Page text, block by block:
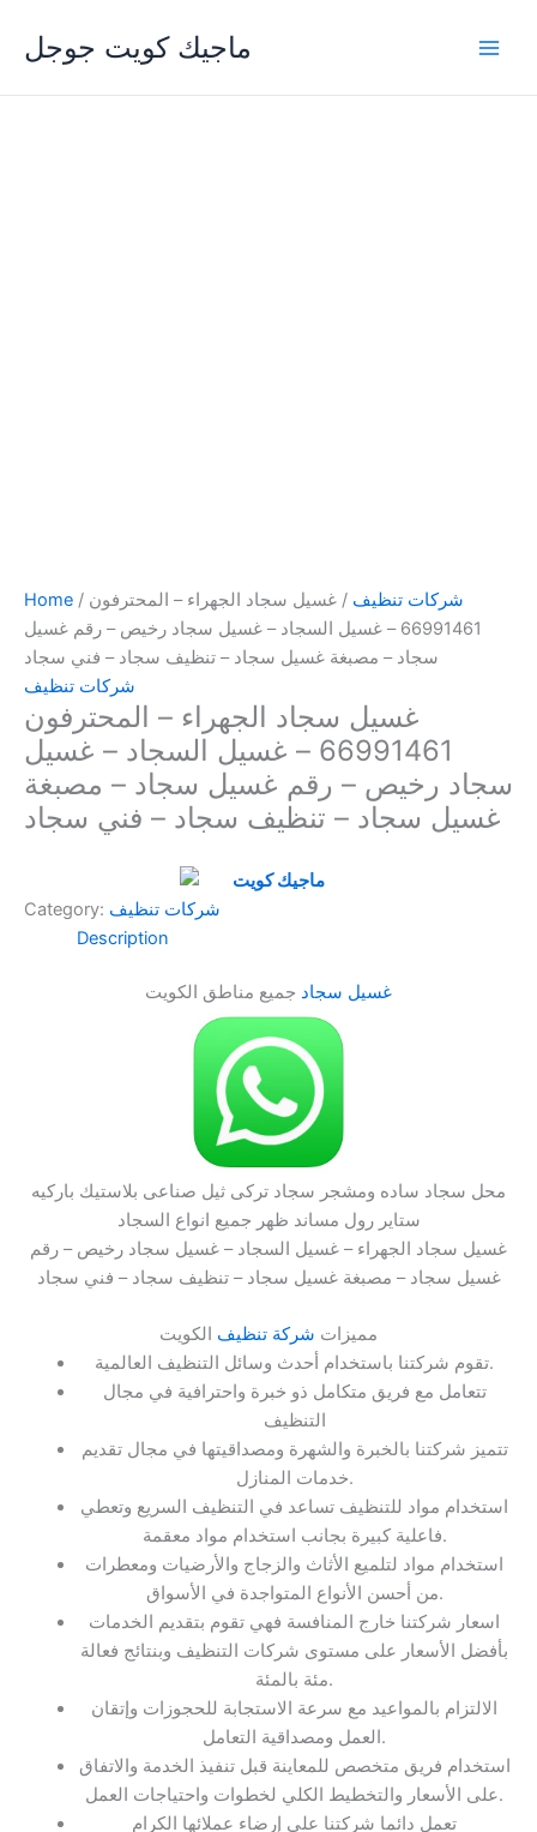
ماجيك كويت جوجل
Home / شركات تنظيف / غسيل سجاد الجهراء – المحترفون
66991461 – غسيل السجاد – غسيل سجاد رخيص – رقم غسيل
سجاد – مصبغة غسيل سجاد – تنظيف سجاد – فني سجاد
شركات تنظيف
غسيل سجاد الجهراء – المحترفون
66991461 – غسيل السجاد – غسيل
سجاد رخيص – رقم غسيل سجاد – مصبغة
غسيل سجاد – تنظيف سجاد – فني سجاد
Category: شركات تنظيف
Description
غسيل سجاد جميع مناطق الكويت
محل سجاد ساده ومشجر سجاد تركى ثيل صناعى بلاستيك باركيه
ستاير رول مساند ظهر جميع انواع السجاد
غسيل سجاد الجهراء – غسيل السجاد – غسيل سجاد رخيص – رقم
غسيل سجاد – مصبغة غسيل سجاد – تنظيف سجاد – فني سجاد
مميزات شركة تنظيف الكويت
تقوم شركتنا باستخدام أحدث وسائل التنظيف العالمية.
تتعامل مع فريق متكامل ذو خبرة واحترافية في مجال
التنظيف
تتميز شركتنا بالخبرة والشهرة ومصداقيتها في مجال تقديم
خدمات المنازل.
استخدام مواد للتنظيف تساعد في التنظيف السريع وتعطي
فاعلية كبيرة بجانب استخدام مواد معقمة.
استخدام مواد لتلميع الأثاث والزجاج والأرضيات ومعطرات
من أحسن الأنواع المتواجدة في الأسواق.
اسعار شركتنا خارج المنافسة فهي تقوم بتقديم الخدمات
بأفضل الأسعار على مستوى شركات التنظيف وبنتائج فعالة
مئة بالمئة.
الالتزام بالمواعيد مع سرعة الاستجابة للحجوزات وإتقان
العمل ومصداقية التعامل.
استخدام فريق متخصص للمعاينة قبل تنفيذ الخدمة والاتفاق
على الأسعار والتخطيط الكلي لخطوات واحتياجات العمل.
تعمل دائما شركتنا على إرضاء عملائها الكرام